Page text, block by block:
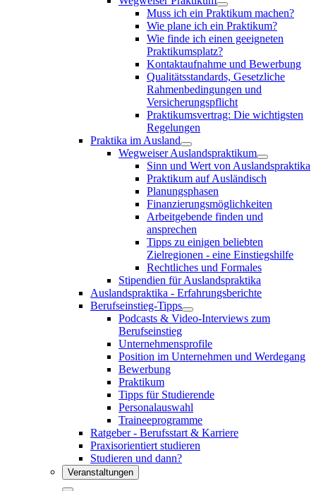
Muss ich ein Praktikum machen?
Wie plane ich ein Praktikum?
Wie finde ich einen geeigneten
Praktikumsplatz?
Kontaktaufnahme und Bewerbung
Qualitätsstandards, Gesetzliche
Rahmenbedingungen und
Versicherungspflicht
Praktikumsvertrag: Die wichtigsten
Regelungen
Praktika im Ausland
Wegweiser Auslandspraktikum
Sinn und Wert von Auslandspraktika
Praktikum auf Ausländisch
Planungsphasen
Finanzierungsmöglichkeiten
Arbeitgebende finden und
ansprechen
Tipps zu einigen beliebten
Zielregionen - eine Einstiegshilfe
Rechtliches und Formales
Stipendien für Auslandspraktika
Auslandspraktika - Erfahrungsberichte
Berufseinstieg-Tipps
Podcasts & Video-Interviews zum
Berufseinstieg
Unternehmensprofile
Position im Unternehmen und Werdegang
Bewerbung
Praktikum
Tipps für Studierende
Personalauswahl
Traineeprogramme
Ratgeber - Berufsstart & Karriere
Praxisorientiert studieren
Studieren und dann?
Veranstaltungen